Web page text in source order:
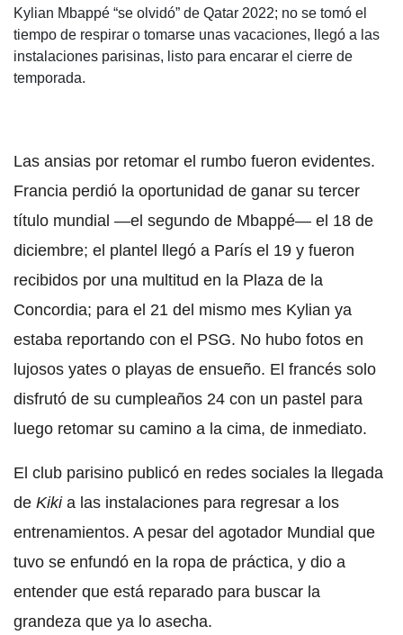
Kylian Mbappé “se olvidó” de Qatar 2022; no se tomó el
tiempo de respirar o tomarse unas vacaciones, llegó a las
instalaciones parisinas, listo para encarar el cierre de
temporada.
Las ansias por retomar el rumbo fueron evidentes.
Francia perdió la oportunidad de ganar su tercer
título mundial —el segundo de Mbappé— el 18 de
diciembre; el plantel llegó a París el 19 y fueron
recibidos por una multitud en la Plaza de la
Concordia; para el 21 del mismo mes Kylian ya
estaba reportando con el PSG. No hubo fotos en
lujosos yates o playas de ensueño. El francés solo
disfrutó de su cumpleaños 24 con un pastel para
luego retomar su camino a la cima, de inmediato.
El club parisino publicó en redes sociales la llegada
de Kiki a las instalaciones para regresar a los
entrenamientos. A pesar del agotador Mundial que
tuvo se enfundó en la ropa de práctica, y dio a
entender que está reparado para buscar la
grandeza que ya lo asecha.